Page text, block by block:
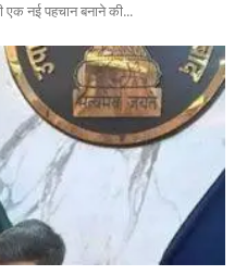
नई पहचान बनाने की...